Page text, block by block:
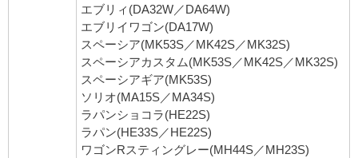
エブリィ(DA32W／DA64W)
エブリイワゴン(DA17W)
スペーシア(MK53S／MK42S／MK32S)
スペーシアカスタム(MK53S／MK42S／MK32S)
スペーシアギア(MK53S)
ソリオ(MA15S／MA34S)
ラパンショコラ(HE22S)
ラパン(HE33S／HE22S)
ワゴンRスティングレー(MH44S／MH23S)